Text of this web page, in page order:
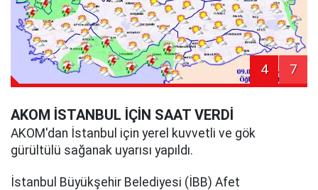
4 7
AKOM İSTANBUL İÇİN SAAT VERDİ
AKOM'dan İstanbul için yerel kuvvetli ve gök
gürültülü sağanak uyarısı yapıldı.
İstanbul Büyükşehir Belediyesi (İBB) Afet